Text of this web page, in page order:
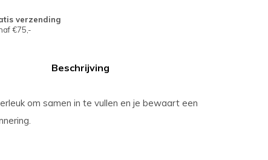
verzending
€75,-
Beschrijving
om samen in te vullen en je bewaart een